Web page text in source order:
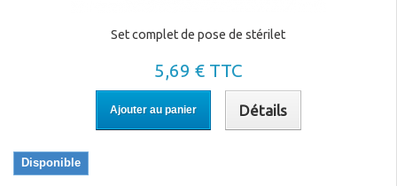
Set complet de pose de stérilet
5,69 € TTC
Ajouter au panier Détails
Disponible